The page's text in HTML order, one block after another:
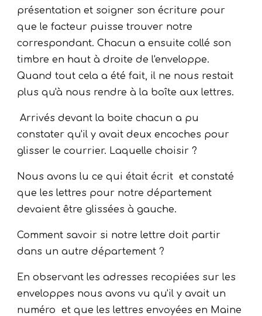
présentation et soigner son écriture pour
que le facteur puisse trouver notre
correspondant. Chacun a ensuite collé son
timbre en haut à droite de l'enveloppe.
Quand tout cela a été fait, il ne nous restait
plus qu'à nous rendre à la boîte aux lettres.
Arrivés devant la boite chacun a pu
constater qu'il y avait deux encoches pour
glisser le courrier. Laquelle choisir ?
Nous avons lu ce qui était écrit et constaté
que les lettres pour notre département
devaient être glissées à gauche.
Comment savoir si notre lettre doit partir
dans un autre département ?
En observant les adresses recopiées sur les
enveloppes nous avons vu qu'il y avait un
numéro et que les lettres envoyées en Maine